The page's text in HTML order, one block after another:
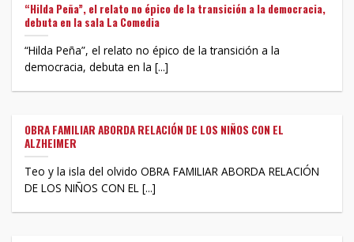
“Hilda Peña”, el relato no épico de la transición a la democracia,
debuta en la sala La Comedia
“Hilda Peña”, el relato no épico de la transición a la
democracia, debuta en la [...]
OBRA FAMILIAR ABORDA RELACIÓN DE LOS NIÑOS CON EL
ALZHEIMER
Teo y la isla del olvido OBRA FAMILIAR ABORDA RELACIÓN
DE LOS NIÑOS CON EL [...]